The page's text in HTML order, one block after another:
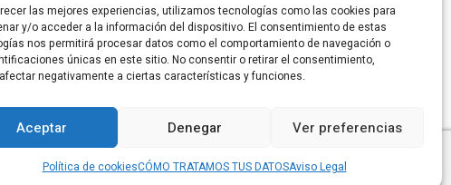
las mejores experiencias, utilizamos tecnologías como las cookies para
y/o acceder a la información del dispositivo. El consentimiento de estas
nos permitirá procesar datos como el comportamiento de navegación o
únicas en este sitio. No consentir o retirar el consentimiento,
negativamente a ciertas características y funciones.
Aceptar Denegar Ver preferencias
Política de cookiesCÓMO TRATAMOS TUS DATOSAviso Legal
esta página web está bajo licenciaCreative Commons